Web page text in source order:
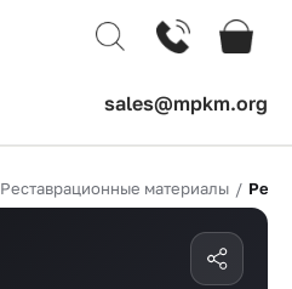
sales@mpkm.org
Реставрационные материалы /